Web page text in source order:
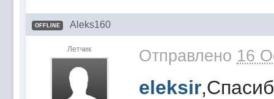
OFFLINE Aleks160
Летчик Отправлено 16
eleksir